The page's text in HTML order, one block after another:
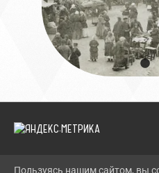
Пользуясь нашим сайтом, вы